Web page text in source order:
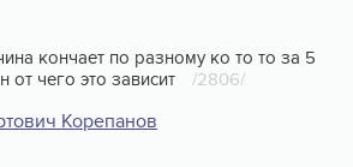
кончает по разному ко то то за 5
от чего это зависит
/2806/
Корепанов